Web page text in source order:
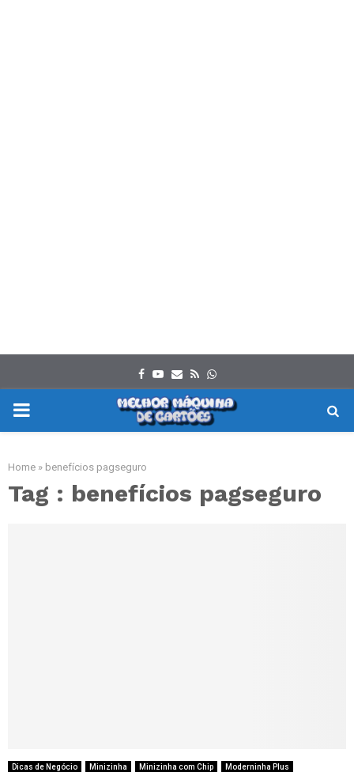
Facebook
Youtube
Email
RssWhatsapp
PRIMARY
Home » benefícios pagseguro
Tag : benefícios pagseguro
Dicas de Negócio Minizinha Minizinha com Chip
Moderninha Plus